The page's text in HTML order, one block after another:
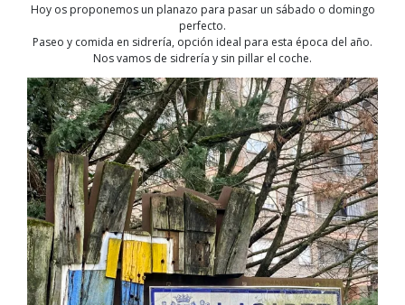
POR
COMIDA
IRUIN
Hoy os proponemos un planazo para pasar un sábado o domingo
perfecto.
Paseo y comida en sidrería, opción ideal para esta época del año.
Nos vamos de sidrería y sin pillar el coche.